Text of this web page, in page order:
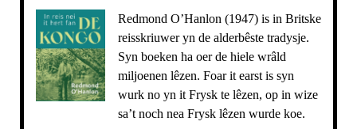
Redmond O’Hanlon (1947) is in Britske
reisskriuwer yn de alderbêste tradysje.
Syn boeken ha oer de hiele wrâld
miljoenen lêzen. Foar it earst is syn
wurk no yn it Frysk te lêzen, op in wize
sa’t noch nea Frysk lêzen wurde koe.